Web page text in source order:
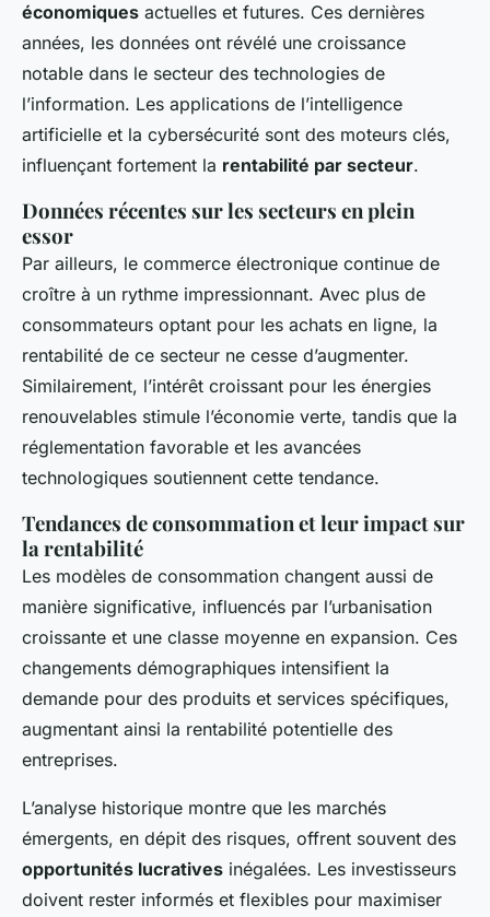
économiques actuelles et futures. Ces dernières
années, les données ont révélé une croissance
notable dans le secteur des technologies de
l’information. Les applications de l’intelligence
artificielle et la cybersécurité sont des moteurs clés,
influençant fortement la rentabilité par secteur.
Données récentes sur les secteurs en plein
essor
Par ailleurs, le commerce électronique continue de
croître à un rythme impressionnant. Avec plus de
consommateurs optant pour les achats en ligne, la
rentabilité de ce secteur ne cesse d’augmenter.
Similairement, l’intérêt croissant pour les énergies
renouvelables stimule l’économie verte, tandis que la
réglementation favorable et les avancées
technologiques soutiennent cette tendance.
Tendances de consommation et leur impact sur
la rentabilité
Les modèles de consommation changent aussi de
manière significative, influencés par l’urbanisation
croissante et une classe moyenne en expansion. Ces
changements démographiques intensifient la
demande pour des produits et services spécifiques,
augmentant ainsi la rentabilité potentielle des
entreprises.
L’analyse historique montre que les marchés
émergents, en dépit des risques, offrent souvent des
opportunités lucratives inégalées. Les investisseurs
doivent rester informés et flexibles pour maximiser